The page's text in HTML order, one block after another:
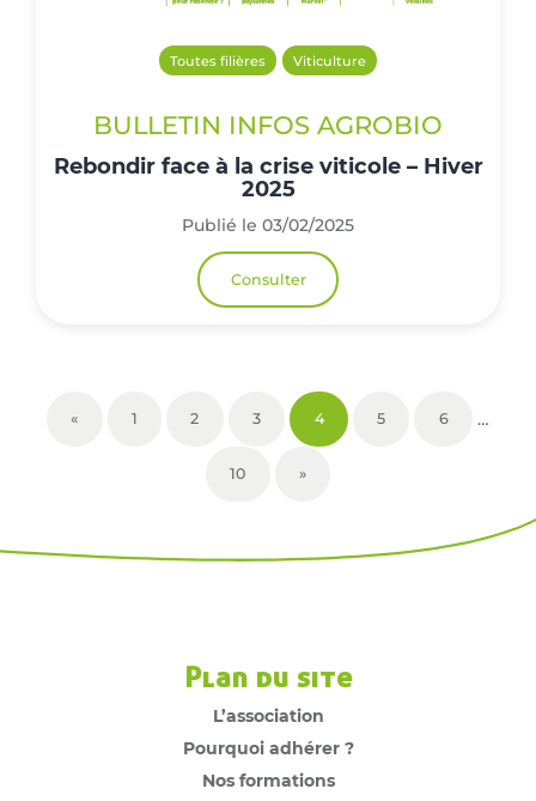
Toutes filières Viticulture
BULLETIN INFOS AGROBIO
Rebondir face à la crise viticole – Hiver
2025
Publié le 03/02/2025
Consulter
« 1 2 3 4 5 6 …
10 »
Plan du site
L’association
Pourquoi adhérer ?
Nos formations